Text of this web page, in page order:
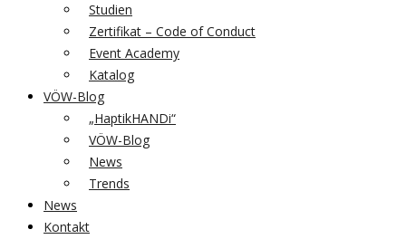
Studien
Zertifikat – Code of Conduct
Event Academy
Katalog
VÖW-Blog
„HaptikHANDi“
VÖW-Blog
News
Trends
News
Kontakt